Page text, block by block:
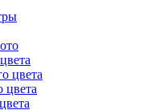
цвета
цвета